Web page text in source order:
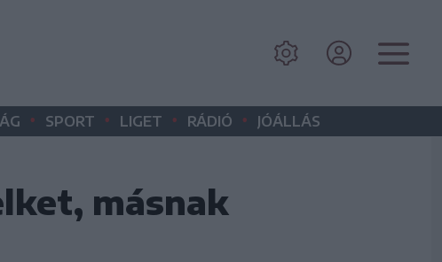
• SPORT • LIGET • RÁDIÓ • JÓÁLLÁS
másnak